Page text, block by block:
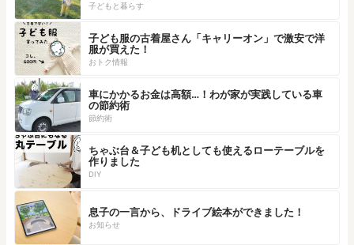
子どもと暮らす
子ども服の古着屋さん「キャリーオン」で激安で洋
服が買えた！
おトク情報
車にかかるお金は高額…！わが家が実践している車
の節約術
節約術
ちゃぶ台＆子ども机としても使えるローテーブルを
作りました
DIY
息子の一言から、ドライブ絵本ができました！
お知らせ